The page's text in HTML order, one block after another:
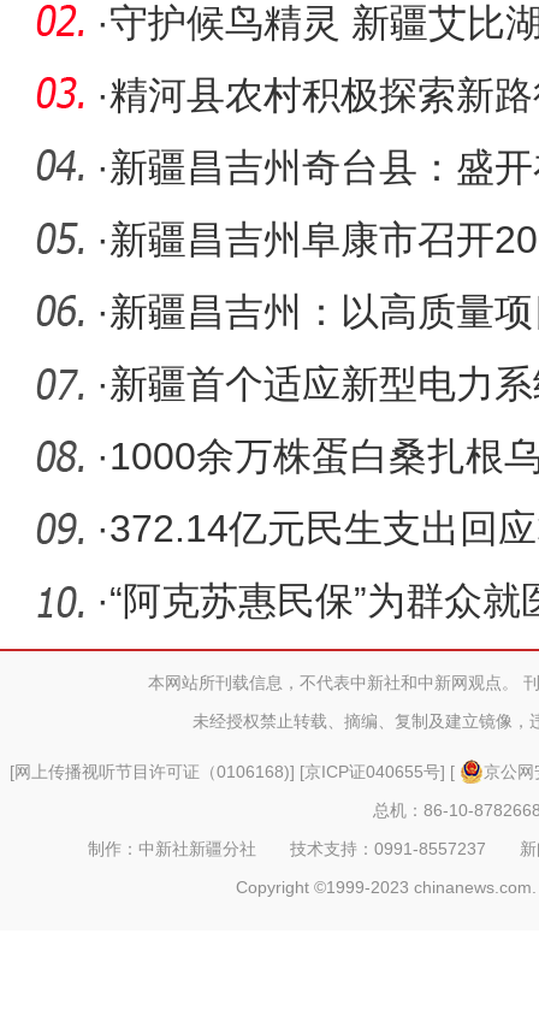
·守护候鸟精灵 新疆艾比
态观鸟屋
·精河县农村积极探索新
发展提速
·新疆昌吉州奇台县：盛
结“幸福花
·新疆昌吉州阜康市召开
产品推介
·新疆昌吉州：以高质量
发展
·新疆首个适应新型电力
示范园区
·1000余万株蛋白桑扎根
吉发，十
·372.14亿元民生支出回
·“阿克苏惠民保”为群众就
本网站所刊载信息，不代表中新社和中新网观点。
未经授权禁止转载、摘编、复制及建立镜像，
[网上传播视听节目许可证（0106168)] [京ICP证040655号] [
京公
总机：86-10-
制作：中新社新疆分社 技术支持：0991-8557237
Copyright ©1999-2023